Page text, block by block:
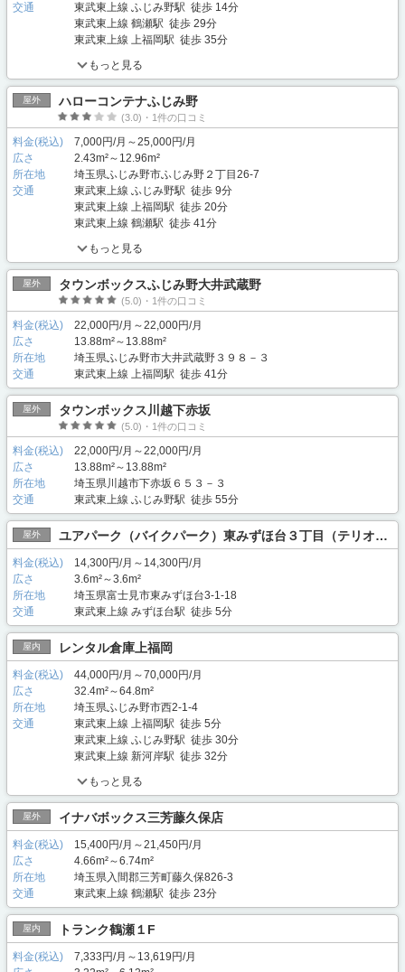
交通
東武東上線 ふじみ野駅 徒歩 14分
東武東上線 鶴瀬駅 徒歩 29分
東武東上線 上福岡駅 徒歩 35分
もっと見る
屋外 ハローコンテナふじみ野
(3.0)・1件の口コミ
料金(税込)
7,000円/月～25,000円/月
広さ
2.43m²～12.96m²
所在地
埼玉県ふじみ野市ふじみ野２丁目26-7
交通
東武東上線 ふじみ野駅 徒歩 9分
東武東上線 上福岡駅 徒歩 20分
東武東上線 鶴瀬駅 徒歩 41分
もっと見る
屋外 タウンボックスふじみ野大井武蔵野
(5.0)・1件の口コミ
料金(税込)
22,000円/月～22,000円/月
広さ
13.88m²～13.88m²
所在地
埼玉県ふじみ野市大井武蔵野３９８－３
交通
東武東上線 上福岡駅 徒歩 41分
屋外 タウンボックス川越下赤坂
(5.0)・1件の口コミ
料金(税込)
22,000円/月～22,000円/月
広さ
13.88m²～13.88m²
所在地
埼玉県川越市下赤坂６５３－３
交通
東武東上線 ふじみ野駅 徒歩 55分
屋外 ユアパーク（バイクパーク）東みずほ台３丁目（テリオスタイム東みずほ台駐車場内）
料金(税込)
14,300円/月～14,300円/月
広さ
3.6m²～3.6m²
所在地
埼玉県富士見市東みずほ台3-1-18
交通
東武東上線 みずほ台駅 徒歩 5分
屋内 レンタル倉庫上福岡
料金(税込)
44,000円/月～70,000円/月
広さ
32.4m²～64.8m²
所在地
埼玉県ふじみ野市西2-1-4
交通
東武東上線 上福岡駅 徒歩 5分
東武東上線 ふじみ野駅 徒歩 30分
東武東上線 新河岸駅 徒歩 32分
もっと見る
屋外 イナバボックス三芳藤久保店
料金(税込)
15,400円/月～21,450円/月
広さ
4.66m²～6.74m²
所在地
埼玉県入間郡三芳町藤久保826-3
交通
東武東上線 鶴瀬駅 徒歩 23分
屋内 トランク鶴瀬１F
料金(税込)
7,333円/月～13,619円/月